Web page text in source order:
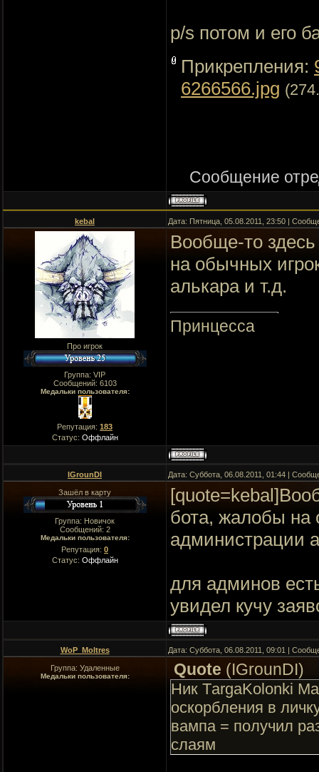
p/s потом и его
Прикрепления:
6266566.jpg
Сообщение
kebal Дата: Пятница, 05.08.2011, 23:50 |
Про игрок
Группа: VIP
Сообщений: 6103
Медальки пользователя:
Репутация: 183
Статус: Оффлайн
Вообще-то
на обычных
алькара и т.д.
Принцесса
IGrounDI Дата: Суббота, 06.08.2011, 01:44 |
Зашёл в карту
Группа: Новичок
Сообщений: 2
Медальки пользователя:
Репутация: 0
Статус: Оффлайн
бота, жалобы на
администрации
для админов
увидел кучу
WoP_Moltres Дата: Суббота, 06.08.2011, 09:01 |
Группа: Удаленные
Медальки пользователя: Quote (IGrounDI)
Ник TаrgaKolonki
оскорбления в
вампа = получил
слаям